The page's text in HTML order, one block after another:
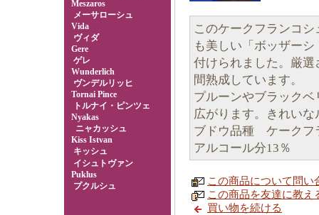
Meszaros
メーサローシュ
Vida
ヴィダ
Gere
ゲレ
Wunderlich
ヴンデルリッヒ
Tornai Pince
トルナイ・ピンツェ
Nyakas
ニャカッシュ
Kiss Istvan
キッシュ
イシュトヴァン
Puklus
プクルシュ
このケークフランコ
も美しい「ボッザー
付けられました。厳
間熟成しています。
プルーンやブラック
広がります。きれい
ブドウ品種 ケーク
アルコール分13％
この商品について問い
この商品を友達に教え
買い物を続ける